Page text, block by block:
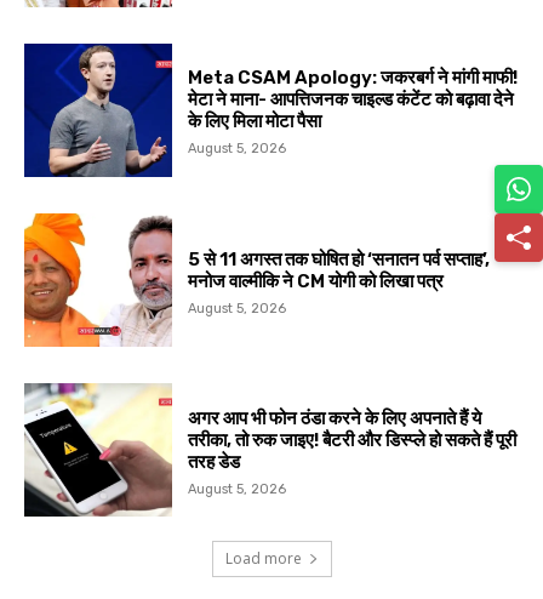
Meta CSAM Apology: जकरबर्ग ने मांगी माफी!
मेटा ने माना- आपत्तिजनक चाइल्ड कंटेंट को बढ़ावा देने
के लिए मिला मोटा पैसा
August 5, 2026
5 से 11 अगस्त तक घोषित हो ‘सनातन पर्व सप्ताह’,
मनोज वाल्मीकि ने CM योगी को लिखा पत्र
August 5, 2026
अगर आप भी फोन ठंडा करने के लिए अपनाते हैं ये
तरीका, तो रुक जाइए! बैटरी और डिस्प्ले हो सकते हैं पूरी
तरह डेड
August 5, 2026
Load more